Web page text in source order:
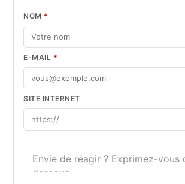
NOM *
E-MAIL *
SITE INTERNET